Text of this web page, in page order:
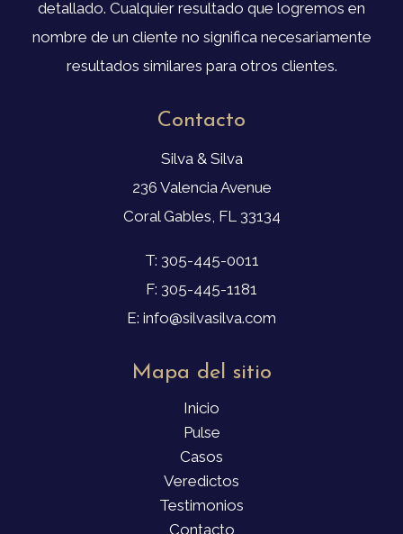
detallado. Cualquier resultado que logremos en
nombre de un cliente no significa necesariamente
resultados similares para otros clientes.
Contacto
Silva & Silva
236 Valencia Avenue
Coral Gables, FL 33134
T: 305-445-0011
F: 305-445-1181
E: info@silvasilva.com
Mapa del sitio
Inicio
Pulse
Casos
Veredictos
Testimonios
Contacto